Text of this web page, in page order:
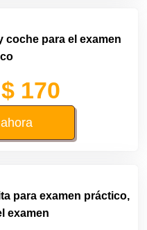
coche para el examen
$ 170
para examen práctico,
examen